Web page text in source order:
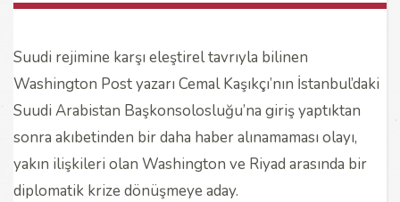
Suudi rejimine karşı eleştirel tavrıyla bilinen
Washington Post yazarı Cemal Kaşıkçı’nın İstanbul’daki
Suudi Arabistan Başkonsolosluğu’na giriş yaptıktan
sonra akıbetinden bir daha haber alınamaması olayı,
yakın ilişkileri olan Washington ve Riyad arasında bir
diplomatik krize dönüşmeye aday.